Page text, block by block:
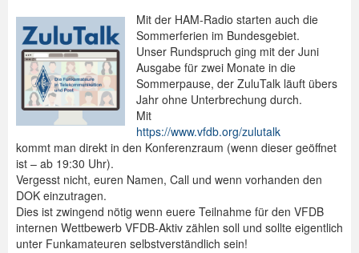
Mit der HAM-Radio starten auch die
Sommerferien im Bundesgebiet.
Unser Rundspruch ging mit der Juni
Ausgabe für zwei Monate in die
Sommerpause, der ZuluTalk läuft übers
Jahr ohne Unterbrechung durch.
Mit
https://www.vfdb.org/zulutalk
kommt man direkt in den Konferenzraum (wenn dieser geöffnet
ist – ab 19:30 Uhr).
Vergesst nicht, euren Namen, Call und wenn vorhanden den
DOK einzutragen.
Dies ist zwingend nötig wenn euere Teilnahme für den VFDB
internen Wettbewerb VFDB-Aktiv zählen soll und sollte eigentlich
unter Funkamateuren selbstverständlich sein!